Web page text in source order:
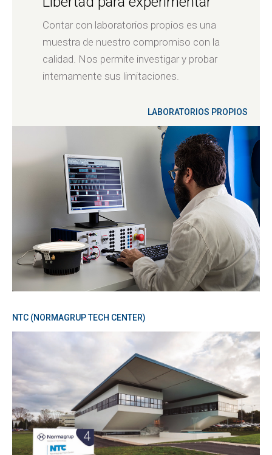
Contar con laboratorios propios es una
muestra de nuestro compromiso con la
calidad. Nos permite investigar y probar
internamente sus limitaciones.
LABORATORIOS PROPIOS
NTC (NORMAGRUP TECH CENTER)